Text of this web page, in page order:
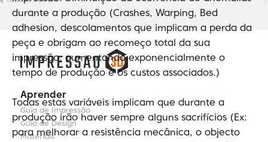
durante a produção (Crashes, Warping, Bed
adhesion, descolamentos que implicam a perda da
peça e obrigam ao recomeço total da sua
impressão, aumentando exponencialmente o
tempo de produção e os custos associados.)
Todas estas variáveis implicam que durante a
produção irão haver sempre alguns sacrifícios (Ex:
para melhorar a resistência mecânica, o objecto
Aprender
Guia de Impressão
Guia de Design
Materiais